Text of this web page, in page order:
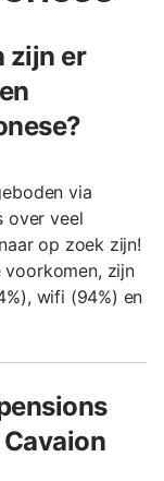
zijn er
via
over veel
op zoek zijn!
voorkomen, zijn
wifi (94%) en